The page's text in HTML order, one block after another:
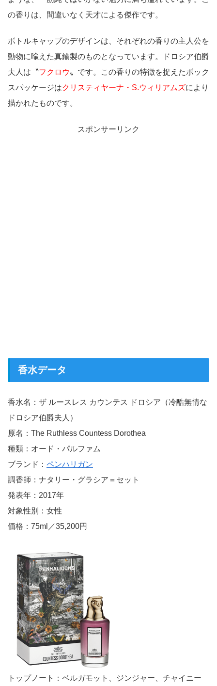
の香りは、間違いなく天才による傑作です。
ボトルキャップのデザインは、それぞれの香りの主人公を
動物に喩えた真鍮製のものとなっています。ドロシア伯爵
夫人は〝フクロウ〟です。この香りの特徴を捉えたボック
スパッケージはクリスティヤーナ・S.ウィリアムズにより
描かれたものです。
スポンサーリンク
香水データ
香水名：ザ ルースレス カウンテス ドロシア（冷酷無情な
ドロシア伯爵夫人）
原名：The Ruthless Countess Dorothea
種類：オード・パルファム
ブランド： ペンハリガン
調香師：ナタリー・グラシア＝セット
発表年：2017年
対象性別：女性
価格：75ml／35,200円
トップノート：ベルガモット、ジンジャー、チャイニー